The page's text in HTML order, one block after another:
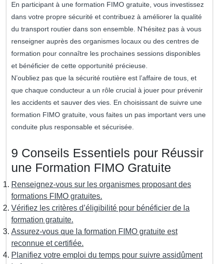
En participant à une formation FIMO gratuite, vous investissez
dans votre propre sécurité et contribuez à améliorer la qualité
du transport routier dans son ensemble. N’hésitez pas à vous
renseigner auprès des organismes locaux ou des centres de
formation pour connaître les prochaines sessions disponibles
et bénéficier de cette opportunité précieuse.
N’oubliez pas que la sécurité routière est l’affaire de tous, et
que chaque conducteur a un rôle crucial à jouer pour prévenir
les accidents et sauver des vies. En choisissant de suivre une
formation FIMO gratuite, vous faites un pas important vers une
conduite plus responsable et sécurisée.
9 Conseils Essentiels pour Réussir
une Formation FIMO Gratuite
Renseignez-vous sur les organismes proposant des
formations FIMO gratuites.
Vérifiez les critères d’éligibilité pour bénéficier de la
formation gratuite.
Assurez-vous que la formation FIMO gratuite est
reconnue et certifiée.
Planifiez votre emploi du temps pour suivre assidûment